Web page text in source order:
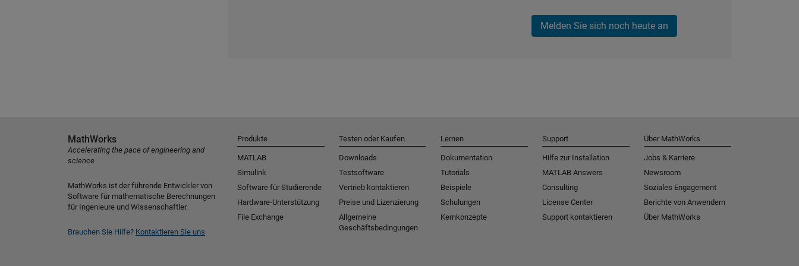
Melden Sie sich noch heute an
MathWorks
Accelerating the pace of engineering and
science
MathWorks ist der führende Entwickler von
Software für mathematische Berechnungen
für Ingenieure und Wissenschaftler.
Brauchen Sie Hilfe? Kontaktieren Sie uns
Produkte
MATLAB
Simulink
Software für Studierende
Hardware-Unterstützung
File Exchange
Testen oder Kaufen
Downloads
Testsoftware
Vertrieb kontaktieren
Preise und Lizenzierung
Allgemeine
Geschäftsbedingungen
Lernen
Dokumentation
Tutorials
Beispiele
Schulungen
Kernkonzepte
Support
Hilfe zur Installation
MATLAB Answers
Consulting
License Center
Support kontaktieren
Über MathWorks
Jobs & Karriere
Newsroom
Soziales Engagement
Berichte von Anwendern
Über MathWorks